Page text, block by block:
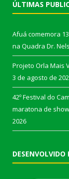
ÚLTIMAS
Afuá comemora
na Quadra Dr.
Projeto Orla Mais
3 de agosto de
42º Festival do
maratona de
2026
DESENVOLVIDO